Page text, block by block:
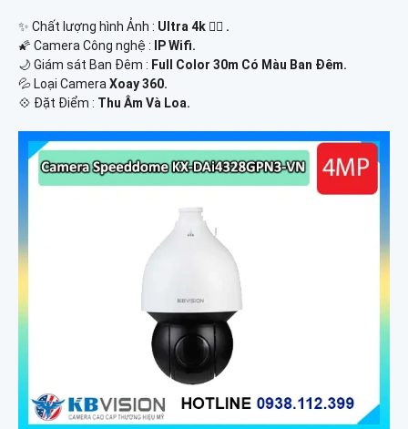
✨ Chất lượng hình Ảnh : Ultra 4k 👍🏾 .
🌠 Camera Công nghệ :
IP Wifi.
🌙 Giám sát Ban Đêm : Full Color 30m Có Màu Ban Ðêm.
💦 Loại Camera Xoay 360.
️💠 Đặt Điểm : Thu Âm Và Loa.